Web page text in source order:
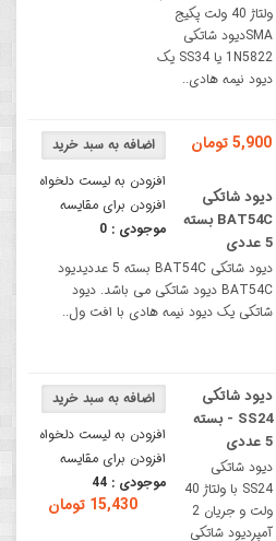
ولتاژ 40 ولت پکیج
SMAدیود شاتکی
1N5822 یا SS34 یک
دیود نیمه هادی..
افزودن به لیست دلخواه
افزودن برای مقایسه
موجودی : 0
5,900 تومان
دیود شاتکی
BAT54C بسته
5 عددی
دیود شاتکی BAT54C بسته 5 عددیدیود
BAT54C دیود شاتکی می باشد. دیود
شاتکی یک دیود نیمه هادی با افت ول..
افزودن به لیست دلخواه
افزودن برای مقایسه
موجودی : 44
15,430 تومان
دیود شاتکی
SS24 - بسته
5 عددی
دیود شاتکی
SS24 با ولتاژ 40
ولت و جریان 2
آمپردیود شاتکی